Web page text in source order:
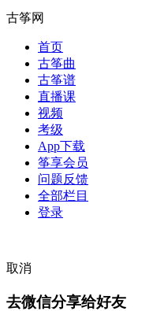
古筝网
首页
古筝曲
古筝谱
直播课
视频
考级
App下载
筝享会员
问题反馈
全部栏目
登录
取消
去微信分享给好友